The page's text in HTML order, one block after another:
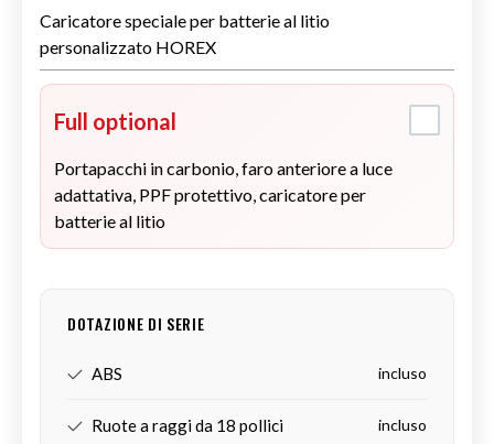
Caricatore speciale per batterie al litio
personalizzato HOREX
Full optional
Portapacchi in carbonio, faro anteriore a luce
adattativa, PPF protettivo, caricatore per
batterie al litio
DOTAZIONE DI SERIE
ABS incluso
Ruote a raggi da 18 pollici incluso